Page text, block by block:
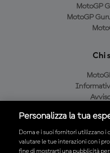
MotoGP
MotoGP
Chi
Personalizza la tua
Dorna e i suoi fornitori utilizzano i
valutare le tue interazioni con i
fine di mostrarti una pubblicità